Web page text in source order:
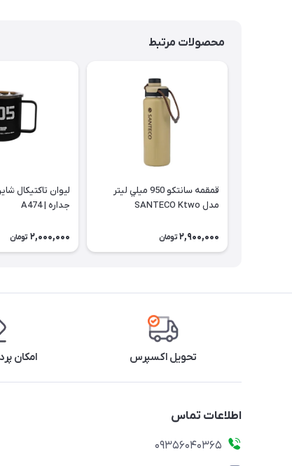
محصولات مرتبط
قمقمه سانتكو 950 ميلي ليتر
مدل SANTECO Ktwo
2,900,000 تومان
جداره | A474
2,000,000 تومان
تحویل اکسپرس امکان
اطلاعات تماس
۰۹۳۵۶۰۴۰۳۶۵